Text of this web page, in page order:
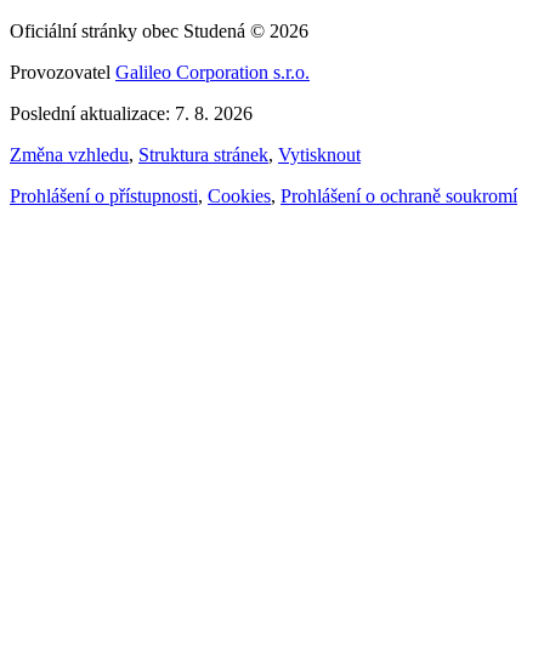
Oficiální stránky obec Studená © 2026
Provozovatel Galileo Corporation s.r.o.
Poslední aktualizace: 7. 8. 2026
Změna vzhledu, Struktura stránek, Vytisknout
Prohlášení o přístupnosti, Cookies, Prohlášení o ochraně soukromí